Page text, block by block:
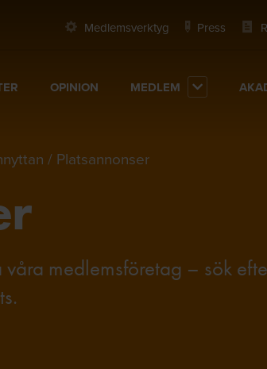
Medlemsverktyg Press
OPINION MEDLEM
Platsannonser
medlemsföretag – sök